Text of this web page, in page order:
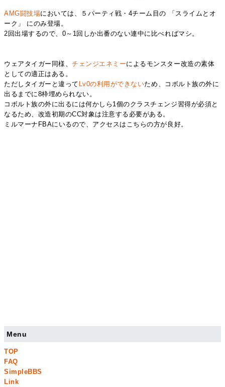
AMG闘技場においては、５パーティ戦・4チーム目の 「スライムとオ
ーク」 にのみ登場。
2回出場するので、0～1回しか出番のない連中に比べればマシ。
ウェアタイガー同様、チェンジエネミーによるモンスター改造の素体
としての適正はある。
ただしタイガーと違って Lv0の利用ができないため、コボルト族の外に
出るまでに8枠埋められない。
コボルト族の外に出るには何かしら1個のクラスチェンジ習得が必須と
なるため、改造初期のCC対象は注意する必要がある。
ミルマーナFBAにいるので、アクセスはこちらの方が良好。
Menu
TOP
FAQ
SimpleBBS
Link